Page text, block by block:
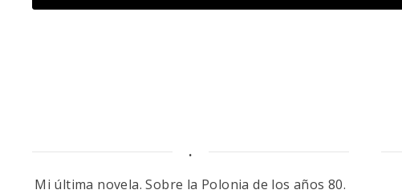
.
Mi última novela. Sobre la Polonia de los años 80.